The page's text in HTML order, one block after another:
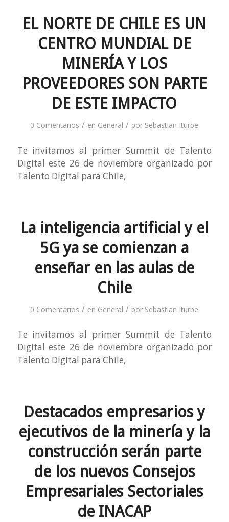
EL NORTE DE CHILE ES UN
CENTRO MUNDIAL DE
MINERÍA Y LOS
PROVEEDORES SON PARTE
DE ESTE IMPACTO
0 Comentarios / en General / por Sebastian Iturbe
Te invitamos al primer Summit de Talento
Digital este 26 de noviembre organizado por
Talento Digital para Chile,
La inteligencia artificial y el
5G ya se comienzan a
enseñar en las aulas de
Chile
0 Comentarios / en General / por Sebastian Iturbe
Te invitamos al primer Summit de Talento
Digital este 26 de noviembre organizado por
Talento Digital para Chile,
Destacados empresarios y
ejecutivos de la minería y la
construcción serán parte
de los nuevos Consejos
Empresariales Sectoriales
de INACAP